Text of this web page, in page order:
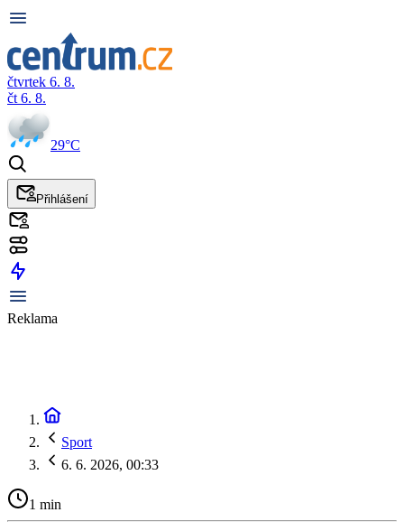
čtvrtek 6. 8.
čt 6. 8.
29°C
Přihlášení
Reklama
Sport
6. 6. 2026, 00:33
1 min